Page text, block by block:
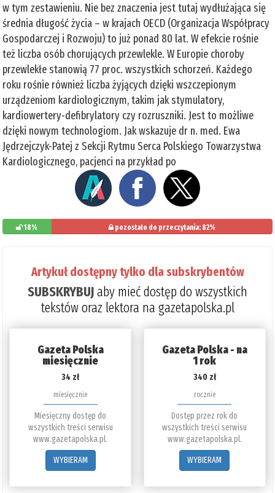
w tym zestawieniu. Nie bez znaczenia jest tutaj wydłużająca się
średnia długość życia – w krajach OECD (Organizacja Współpracy
Gospodarczej i Rozwoju) to już ponad 80 lat. W efekcie rośnie
też liczba osób chorujących przewlekle. W Europie choroby
przewlekłe stanowią 77 proc. wszystkich schorzeń. Każdego
roku rośnie również liczba żyjących dzięki wszczepionym
urządzeniom kardiologicznym, takim jak stymulatory,
kardiowertery-defibrylatory czy rozruszniki. Jest to możliwe
dzięki nowym technologiom. Jak wskazuje dr n. med. Ewa
Jędrzejczyk-Patej z Sekcji Rytmu Serca Polskiego Towarzystwa
Kardiologicznego, pacjenci na przykład po
18% pozostało do przeczytania: 82%
Artykuł dostępny tylko dla subskrybentów
SUBSKRYBUJaby mieć dostęp do wszystkich
tekstów oraz lektora na gazetapolska.pl
Gazeta Polska
miesięcznie
34 zł
miesięcznie
Miesięczny dostęp do
wszystkich treści serwisu
www.gazetapolska.pl.
WYBIERAM
Gazeta Polska - na
1 rok
340 zł
rocznie
Dostęp przez rok do
wszystkich treści serwisu
www.gazetapolska.pl.
WYBIERAM